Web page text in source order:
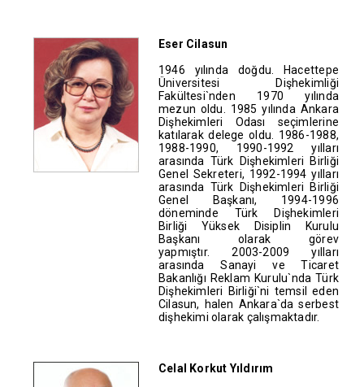
Eser Cilasun
1946 yılında doğdu. Hacettepe
Üniversitesi Dişhekimliği
Fakültesi`nden 1970 yılında
mezun oldu. 1985 yılında Ankara
Dişhekimleri Odası seçimlerine
katılarak delege oldu. 1986-1988,
1988-1990, 1990-1992 yılları
arasında Türk Dişhekimleri Birliği
Genel Sekreteri, 1992-1994 yılları
arasında Türk Dişhekimleri Birliği
Genel Başkanı, 1994-1996
döneminde Türk Dişhekimleri
Birliği Yüksek Disiplin Kurulu
Başkanı olarak görev
yapmıştır. 2003-2009 yılları
arasında Sanayi ve Ticaret
Bakanlığı Reklam Kurulu`nda Türk
Dişhekimleri Birliği`ni temsil eden
Cilasun, halen Ankara`da serbest
dişhekimi olarak çalışmaktadır.
Celal Korkut Yıldırım